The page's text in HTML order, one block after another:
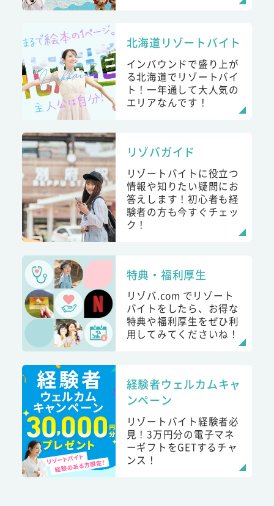
北海道リゾートバイト
インバウンドで盛り上が
る北海道でリゾートバイ
ト！一年通して大人気の
エリアなんです！
リゾバガイド
リゾートバイトに役立つ
情報や知りたい疑問にお
答えします！初心者も経
験者の方も今すぐチェッ
ク！
特典・福利厚生
リゾバ.com でリゾート
バイトをしたら、お得な
特典や福利厚生をぜひ利
用してみてくださいね！
経験者ウェルカムキャ
ンペーン
リゾートバイト経験者必
見！3万円分の電子マネ
ーギフトをGETするチャ
ンス！